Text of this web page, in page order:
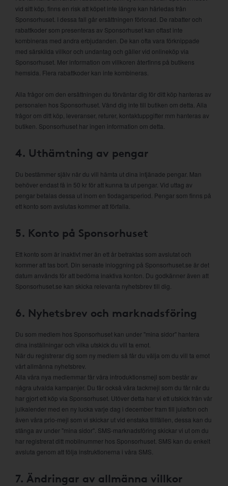
vid sitt köp, finns en risk att köpet inte längre kan härledas från
Sponsorhuset. I dessa fall går ersättningen förlorad. De rabatter och
rabattkoder som presenteras av Sponsorhuset kan oftast inte
kombineras med andra erbjudanden. De kan ofta vara förknippade
med särskilda villkor och undantag och gäller vid onlineköp via
Sponsorhuset. Mer information om villkoren återfinns på butikens
hemsida. Flera rabattkoder kan inte kombineras.
Alla frågor om den ersättningen du förväntar dig för ditt köp hanteras av
personalen hos Sponsorhuset. Vänd dig inte till butiken om detta. Alla
frågor om ditt köp, leveranser, returer, kontaktuppgifter mm hanteras av
butiken. Sponsorhuset har ingen information om detta.
4. Uthämtning av pengar
Du bestämmer själv när du vill hämta ut dina intjänade pengar. Man
behöver endast få in 50 kr för att kunna ta ut pengar. Vid uttag av
pengar betalas dessa ut inom en tiodagarsperiod. Pengar som finns på
ett konto som avslutas kommer att förfalla.
5. Konto på Sponsorhuset
Ett konto som är inaktivt mer än ett år betraktas som avslutat och
kommer att tas bort. Din senaste inloggning på Sponsorhuset.se är det
datum används för att bedöma inaktiva konton. Du godkänner även att
Sponsorhuset.se kan skicka relevanta nyhetsbrev till dig.
6. Nyhetsbrev och marknadsföring
Du som medlem hos Sponsorhuset kan under "mina sidor" hantera
dina inställningar och vilka utskick du vill ta emot.
När du registrerar dig som ny medlem så får du välja om du vill ta emot
vårt allmänna nyhetsbrev.
Alla våra nya medlemmar får våra introduktionsmejl som består av
några utvalda kampanjer. Du får också våra tackmejl som du får när du
har gjort ett köp via Sponsorhuset. Utöver detta har vi ett utskick från vår
julkalender med en ny lucka varje dag i december fram till julafton och
även våra prio-mejl som vi skickar ut vid enstaka tillfällen, dessa kan du
stänga av under "mina sidor". SMS-marknadsföring skickar vi ut om du
har registrerat ditt mobilnummer hos Sponsorhuset. SMS kan du enkelt
avsluta genom att följa instruktionerna i våra SMS.
7. Ändringar av allmänna villkor